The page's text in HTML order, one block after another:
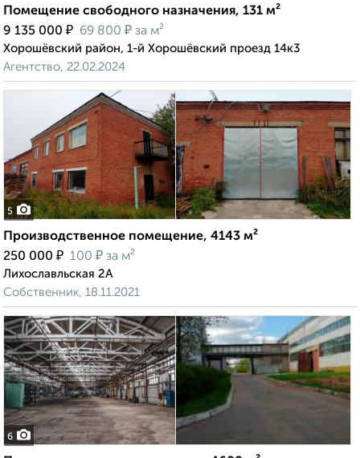
Помещение свободного назначения, 131 м²
9 135 000 ₽ 69 800 ₽ за м²
Хорошёвский район, 1-й Хорошёвский проезд 14к3
Агентство, 22.02.2024
5
Производственное помещение, 4143 м²
250 000 ₽ 100 ₽ за м²
Лихославльская 2А
Собственник, 18.11.2021
6